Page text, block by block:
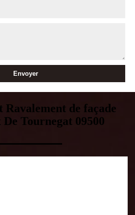
de façade
Tournegat 09500